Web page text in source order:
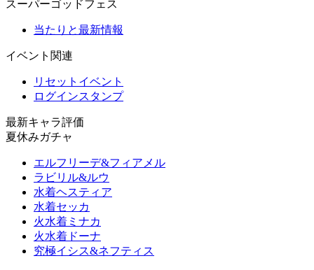
スーパーゴッドフェス
当たりと最新情報
イベント関連
リセットイベント
ログインスタンプ
最新キャラ評価
夏休みガチャ
エルフリーデ&フィアメル
ラビリル&ルウ
水着ヘスティア
水着セッカ
火水着ミナカ
火水着ドーナ
究極イシス&ネフティス